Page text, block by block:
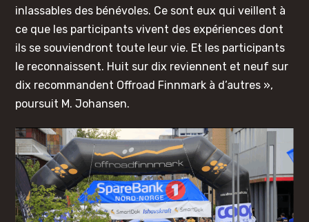
inlassables des bénévoles. Ce sont eux qui veillent à
ce que les participants vivent des expériences dont
ils se souviendront toute leur vie. Et les participants
le reconnaissent. Huit sur dix reviennent et neuf sur
dix recommandent Offroad Finnmark à d’autres »,
poursuit M. Johansen.